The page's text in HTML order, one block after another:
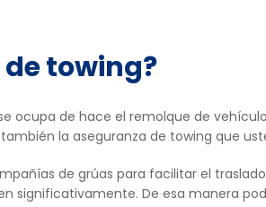
de towing?
ocupa de hace el remolque de
la aseguranza de towing que
de grúas para facilitar el
significativamente. De esa manera